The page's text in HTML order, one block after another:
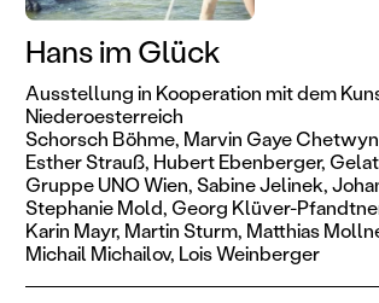
Hans im Glück
Ausstellung in Kooperation mit dem
Niederoesterreich
Schorsch Böhme, Marvin Gaye
Esther Strauß, Hubert Ebenberger,
Gruppe UNO Wien,Sabine Jelinek,
Stephanie Mold, Georg Klüver-
Karin Mayr, Martin Sturm, Matthias
Michail Michailov, Lois Weinberger